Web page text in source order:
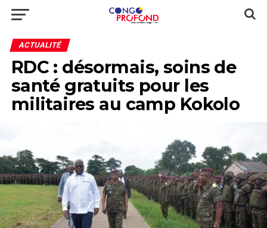
ACTUALITÉ
RDC : désormais, soins de
santé gratuits pour les
militaires au camp Kokolo